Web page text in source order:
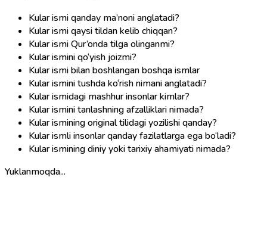
Kular ismi qanday ma’noni anglatadi?
Kular ismi qaysi tildan kelib chiqqan?
Kular ismi Qur’onda tilga olinganmi?
Kular ismini qo‘yish joizmi?
Kular ismi bilan boshlangan boshqa ismlar
Kular ismini tushda ko‘rish nimani anglatadi?
Kular ismidagi mashhur insonlar kimlar?
Kular ismini tanlashning afzalliklari nimada?
Kular ismining original tilidagi yozilishi qanday?
Kular ismli insonlar qanday fazilatlarga ega bo‘ladi?
Kular ismining diniy yoki tarixiy ahamiyati nimada?
Yuklanmoqda...